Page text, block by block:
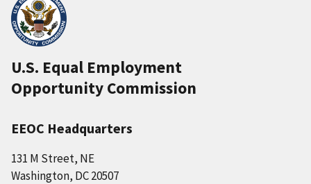
U.S. Equal Employment
Opportunity Commission
EEOC Headquarters
131 M Street, NE
Washington, DC 20507